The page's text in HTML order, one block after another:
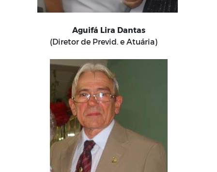
Aguifá Lira Dantas
(Diretor de Previd. e Atuária)